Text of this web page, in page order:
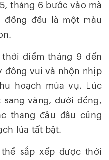
tháng 6 bước vào mà
đồng đều là một màu
thời điểm tháng 9 đến
đông vui và nhộn nhịp
hoạch mùa vụ. Lúc
vàng, dưới đồng,
thang đâu đâu cũng
lúa tất bật.
sắp xếp được thời